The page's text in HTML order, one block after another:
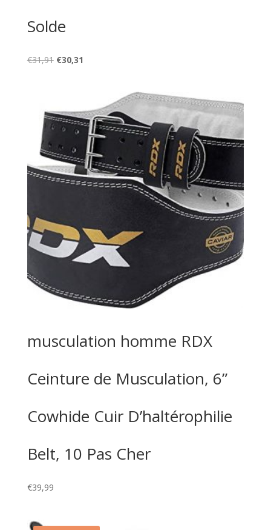
Solde
€31,91 Le
€31,91.
€30,31
€30,31.
musculation homme RDX
Ceinture de Musculation, 6”
Cowhide Cuir D’haltérophilie
Belt, 10 Pas Cher
€39,99